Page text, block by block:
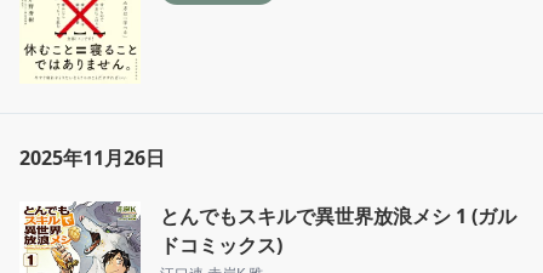
2025年11月26日
とんでもスキルで異世界放浪メシ 1 (ガル
ドコミックス)